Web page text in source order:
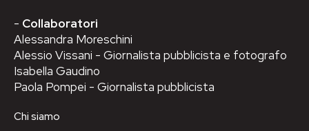
- Collaboratori
Alessandra Moreschini
Alessio Vissani - Giornalista pubblicista e fotografo
Isabella Gaudino
Paola Pompei - Giornalista pubblicista
Chi siamo